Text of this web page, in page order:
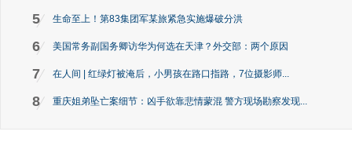
5 生命至上！第83集团军某旅紧急实施爆破分洪
6 美国常务副国务卿访华为何选在天津？外交部：两个原因
7 在人间 | 红绿灯被淹后，小男孩在路口指路，7位摄影师...
8 重庆姐弟坠亡案细节：凶手欲靠悲情蒙混 警方现场勘察发现...